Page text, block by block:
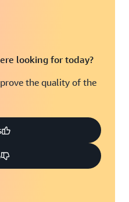
looking for today?
the quality of the